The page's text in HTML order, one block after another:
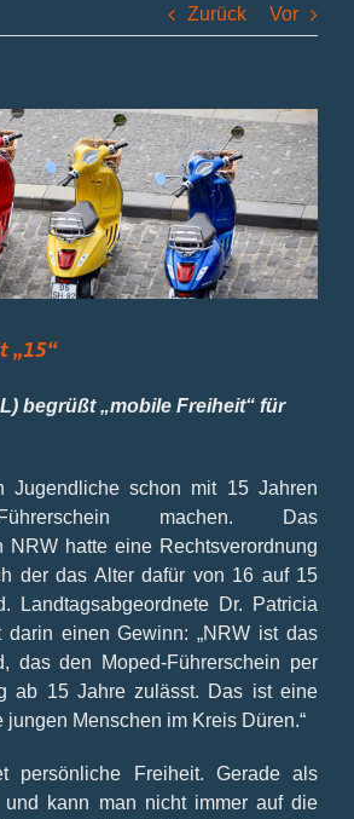
Zurück Vor
„15“
begrüßt „mobile Freiheit“ für
Jugendliche schon mit 15 Jahren
machen. Das
NRW hatte eine Rechtsverordnung
der das Alter dafür von 16 auf 15
Landtagsabgeordnete Dr. Patricia
darin einen Gewinn: „NRW ist das
das den Moped-Führerschein per
ab 15 Jahre zulässt. Das ist eine
jungen Menschen im Kreis Düren.“
persönliche Freiheit. Gerade als
kann man nicht immer auf die